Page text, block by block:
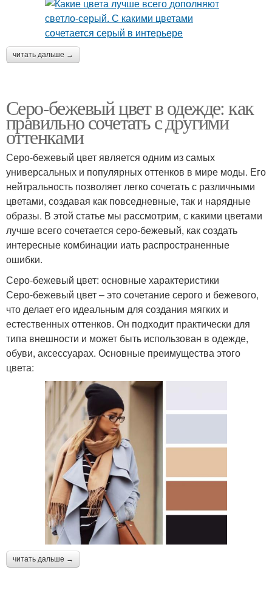
читать дальше →
Серо-бежевый цвет в одежде: как
правильно сочетать с другими
оттенками
Серо-бежевый цвет является одним из самых
универсальных и популярных оттенков в мире моды. Его
нейтральность позволяет легко сочетать с различными
цветами, создавая как повседневные, так и нарядные
образы. В этой статье мы рассмотрим, с какими цветами
лучше всего сочетается серо-бежевый, как создать
интересные комбинации иать распространенные
ошибки.
Серо-бежевый цвет: основные характеристики
Серо-бежевый цвет – это сочетание серого и бежевого,
что делает его идеальным для создания мягких и
естественных оттенков. Он подходит практически для
типа внешности и может быть использован в одежде,
обуви, аксессуарах. Основные преимущества этого
цвета:
читать дальше →